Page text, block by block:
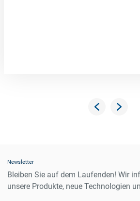
Newsletter
Bleiben Sie auf dem Laufenden! Wir
unsere Produkte, neue Technologien